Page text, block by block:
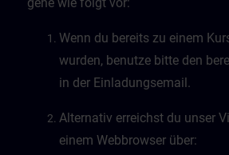
Wenn du bereits zu einem
wurden, benutze bitte den
in der Einladungsemail.
Alternativ erreichst du unser
einem Webbrowser über: